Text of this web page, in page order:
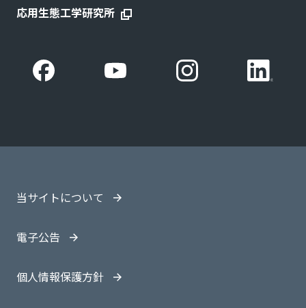
応用生態工学研究所
当サイトについて
電子公告
個人情報保護方針